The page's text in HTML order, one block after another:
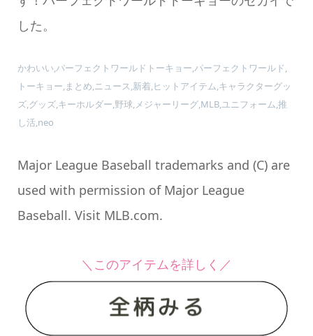
した。
かわいい,パーフェクトワールドトーキョー,パーフェクトワールド,
トーキョー,まとめ,ニュース,新着,ヒットアイテム,キャラクターグッ
ズ,グッズ,キーホルダー,野球,メジャーリーグ,MLB,ユニフォーム,推
し活,neo
Major League Baseball trademarks and (C) are
used with permission of Major League
Baseball. Visit MLB.com.
＼このアイテムを詳しく／